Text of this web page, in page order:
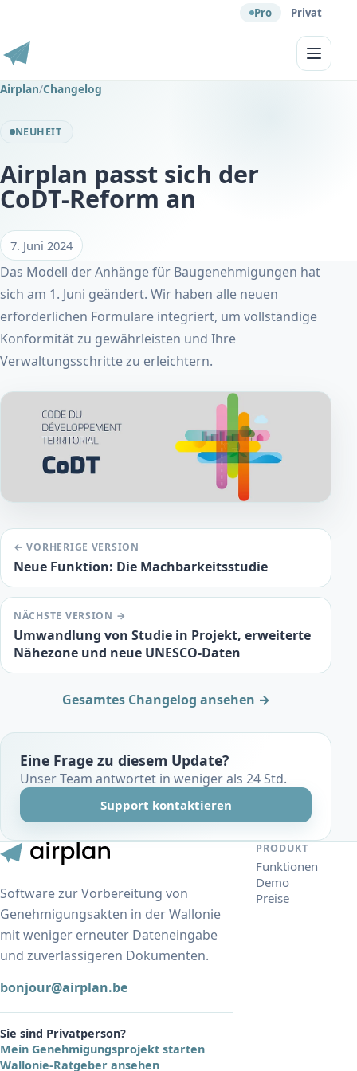
Pro Privat
Menü
Airplan/Changelog
NEUHEIT
Airplan passt sich der
CoDT-Reform an
7. Juni 2024
Das Modell der Anhänge für Baugenehmigungen hat
sich am 1. Juni geändert. Wir haben alle neuen
erforderlichen Formulare integriert, um vollständige
Konformität zu gewährleisten und Ihre
Verwaltungsschritte zu erleichtern.
← VORHERIGE VERSION
Neue Funktion: Die Machbarkeitsstudie
NÄCHSTE VERSION →
Umwandlung von Studie in Projekt, erweiterte
Nähezone und neue UNESCO-Daten
Gesamtes Changelog ansehen →
Eine Frage zu diesem Update?
Unser Team antwortet in weniger als 24 Std.
Support kontaktieren
Software zur Vorbereitung von
Genehmigungsakten in der Wallonie
mit weniger erneuter Dateneingabe
und zuverlässigeren Dokumenten.
bonjour@airplan.be
Sie sind Privatperson?
Mein Genehmigungsprojekt starten
Wallonie-Ratgeber ansehen
PRODUKT
Funktionen
Demo
Preise